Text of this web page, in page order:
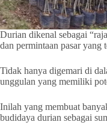
Durian dikenal sebagai
dan permintaan pasar yang
Tidak hanya digemari di
unggulan yang memiliki
Inilah yang membuat
budidaya durian sebagai